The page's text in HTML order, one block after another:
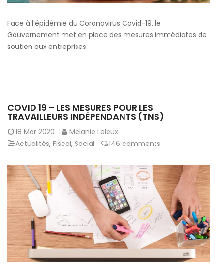
Face à l’épidémie du Coronavirus Covid-19, le
Gouvernement met en place des mesures immédiates de
soutien aux entreprises.
COVID 19 – LES MESURES POUR LES
TRAVAILLEURS INDÉPENDANTS (TNS)
18 Mar 2020
Melanie Leleux
Actualités, Fiscal, Social 146 comments